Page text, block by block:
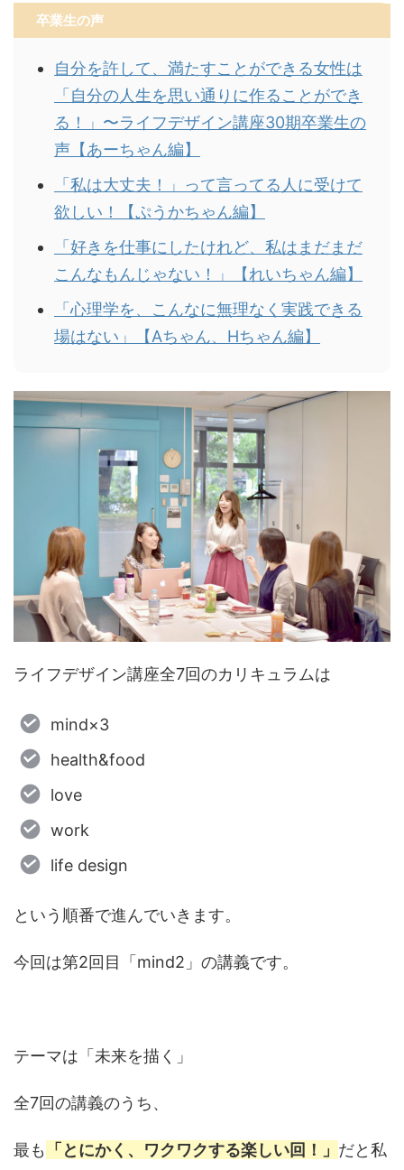
卒業生の声
自分を許して、満たすことができる女性は
「自分の人生を思い通りに作ることができ
る！」〜ライフデザイン講座30期卒業生の
声【あーちゃん編】
「私は大丈夫！」って言ってる人に受けて
欲しい！【ぷうかちゃん編】
「好きを仕事にしたけれど、私はまだまだ
こんなもんじゃない！」【れいちゃん編】
「心理学を、こんなに無理なく実践できる
場はない」【Aちゃん、Hちゃん編】
ライフデザイン講座全7回のカリキュラムは
mind×3
health&food
love
work
life design
という順番で進んでいきます。
今回は第2回目「mind2」の講義です。
テーマは「未来を描く」
全7回の講義のうち、
最も 「とにかく、ワクワクする楽しい回！」 だと私